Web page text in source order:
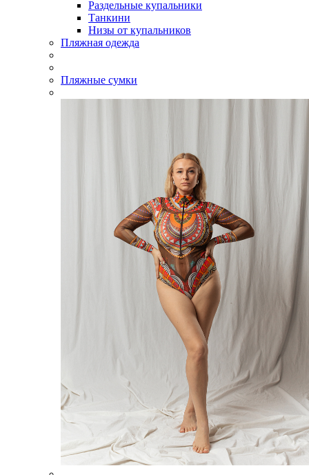
Раздельные купальники
Танкини
Низы от купальников
Пляжная одежда
Пляжные сумки